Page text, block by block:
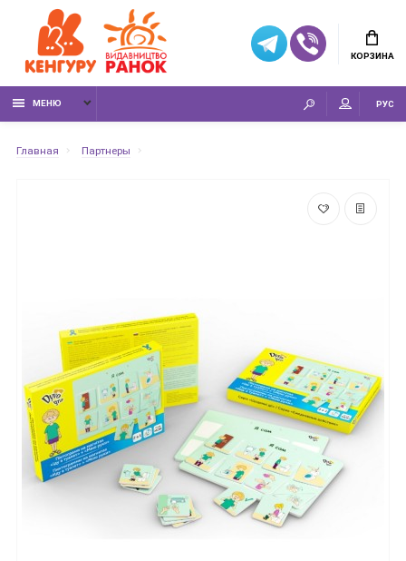
КОРЗИНА
МЕНЮ РУС
Главная Партнеры